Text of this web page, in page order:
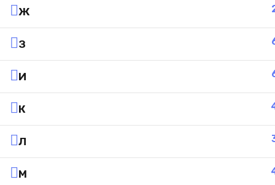
Ж
З
И
К
Л
М